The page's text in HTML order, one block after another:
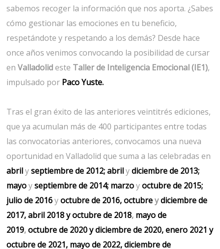
sabemos recoger la información que nos aporta. ¿Sabes
cómo gestionar las emociones en tu beneficio,
respetándote y respetando a los demás? Desde hace
once años venimos convocando la posibilidad de cursar
enValladolideste Taller de Inteligencia Emocional (IE1),
impulsado por Paco Yuste.
Tras el gran éxito de las anteriores veintitrés ediciones,
que ya acumulan más de 400 participantes entre todas
las convocatorias anteriores, convocamos una nueva
oportunidad en Valladolid que suma a las celebradas en
abrilyseptiembre de 2012; abrilydiciembre de 2013;
mayoyseptiembre de 2014; marzoyoctubre de 2015;
julio de 2016 y octubre de 2016, octubreydiciembre de
2017,abril 2018 yoctubrede 2018, mayo de
2019, octubrede 2020ydiciembre de 2020, enero 2021 y
octubre de 2021, mayo de 2022, diciembre de